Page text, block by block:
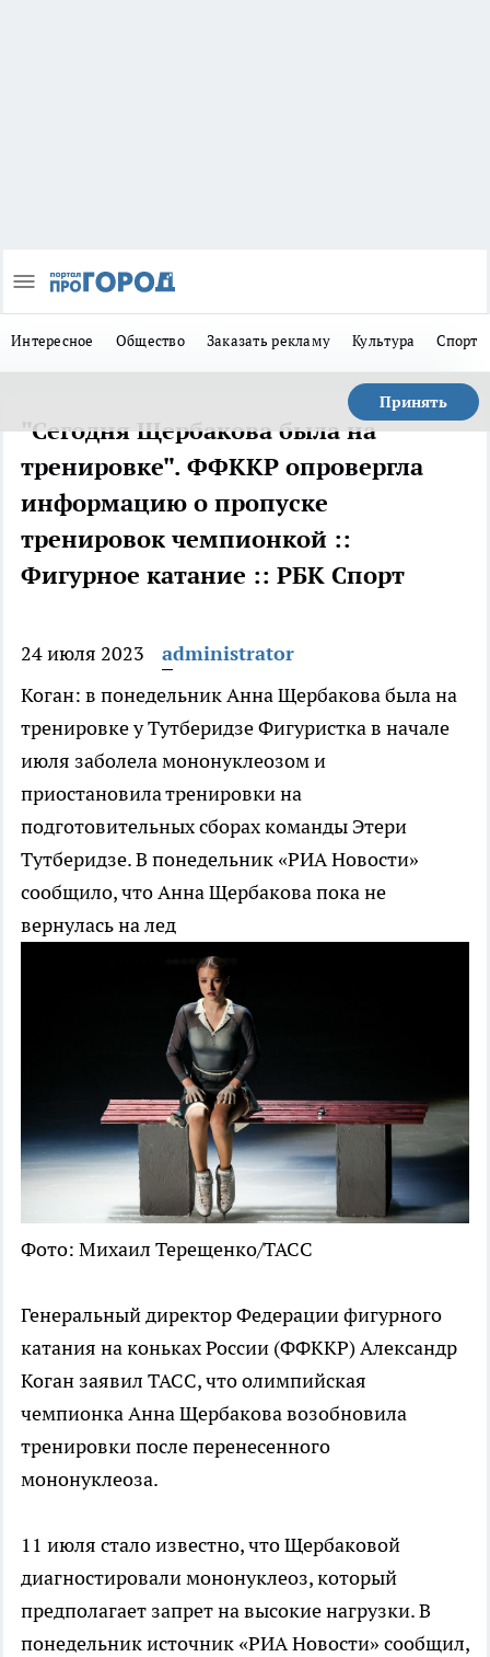
Интересное Общество Заказать рекламу Культура Спорт
Принять
"Сегодня Щербакова была на
тренировке". ФФККР опровергла
информацию о пропуске
тренировок чемпионкой ::
Фигурное катание :: РБК Спорт
24 июля 2023
administrator
Коган: в понедельник Анна Щербакова была на
тренировке у ТутберидзеФигуристка в начале
июля заболела мононуклеозом и
приостановила тренировки на
подготовительных сборах команды Этери
Тутберидзе. В понедельник «РИА Новости»
сообщило, что Анна Щербакова пока не
вернулась на лед
Фото: Михаил Терещенко/ТАСС
Генеральный директор Федерации фигурного
катания на коньках России (ФФККР) Александр
Коган заявил ТАСС, что олимпийская
чемпионка Анна Щербакова возобновила
тренировки после перенесенного
мононуклеоза.
11 июля стало известно, что Щербаковой
диагностировали мононуклеоз, который
предполагает запрет на высокие нагрузки. В
понедельник источник «РИА Новости» сообщил,